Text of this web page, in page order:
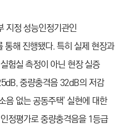
지정 성능인정기관인
통해 진행됐다. 특히 실제 현장과
험실 측정이 아닌 현장 실증
중량충격음 32dB의 저감
음 없는 공동주택’ 실현에 대한
정평가로 중량충격음을 1등급